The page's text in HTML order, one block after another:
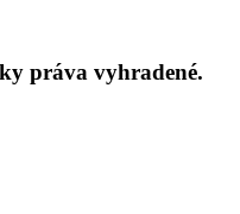
práva vyhradené.